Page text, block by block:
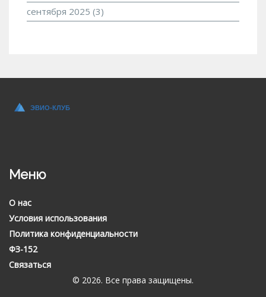
сентября 2025 (3)
Меню
О нас
Условия использования
Политика конфиденциальности
ФЗ-152
Связаться
© 2026. Все права защищены.